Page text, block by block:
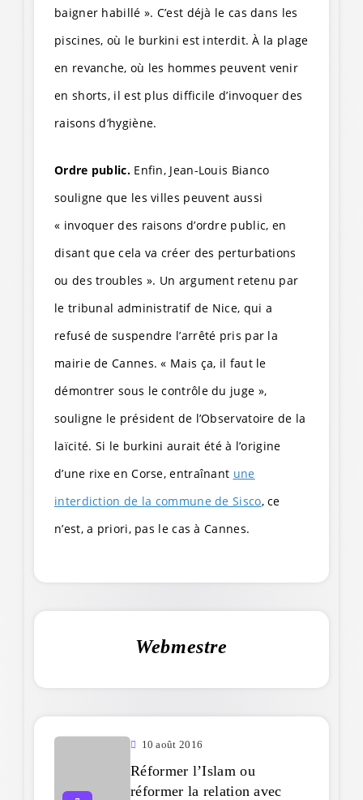
baigner habillé ». C’est déjà le cas dans les
piscines, où le burkini est interdit. À la plage
en revanche, où les hommes peuvent venir
en shorts, il est plus difficile d’invoquer des
raisons d’hygiène.
Ordre public.Enfin, Jean-Louis Bianco
souligne que les villes peuvent aussi
« invoquer des raisons d’ordre public, en
disant que cela va créer des perturbations
ou des troubles ». Un argument retenu par
le tribunal administratif de Nice, qui a
refusé de suspendre l’arrêté pris par la
mairie de Cannes. « Mais ça, il faut le
démontrer sous le contrôle du juge »,
souligne le président de l’Observatoire de la
laïcité. Si le burkini aurait été à l’origine
d’une rixe en Corse, entraînant une
interdiction de la commune de Sisco, ce
n’est, a priori, pas le cas à Cannes.
Webmestre
10 août 2016
Réformer l’Islam ou
réformer la relation avec